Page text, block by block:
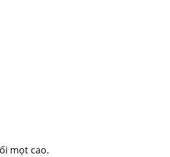
mọt cao.